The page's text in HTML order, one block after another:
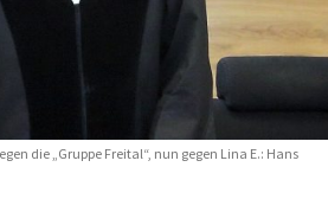
die „Gruppe Freital“, nun gegen Lina E.: Hans